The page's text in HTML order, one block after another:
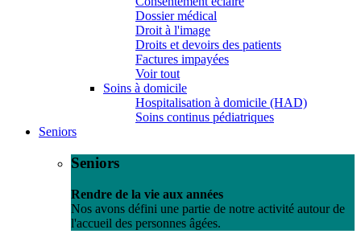
Dossier médical
Droit à l'image
Droits et devoirs des patients
Factures impayées
Voir tout
Soins à domicile
Hospitalisation à domicile (HAD)
Soins continus pédiatriques
Seniors
Seniors
Rendre de la vie aux années
Nos avons défini une partie de notre activité autour de
l'accueil des personnes âgées.